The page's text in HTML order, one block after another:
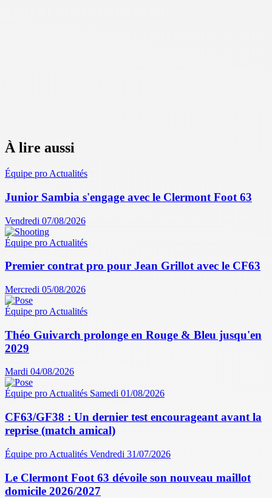
À lire aussi
Équipe pro Actualités
Junior Sambia s'engage avec le Clermont Foot 63
Vendredi 07/08/2026
Équipe pro Actualités
Premier contrat pro pour Jean Grillot avec le CF63
Mercredi 05/08/2026
Équipe pro Actualités
Théo Guivarch prolonge en Rouge & Bleu jusqu'en
2029
Mardi 04/08/2026
Équipe proActualités Samedi 01/08/2026
CF63/GF38 : Un dernier test encourageant avant la
reprise (match amical)
Équipe pro Actualités Vendredi 31/07/2026
Le Clermont Foot 63 dévoile son nouveau maillot
domicile 2026/2027